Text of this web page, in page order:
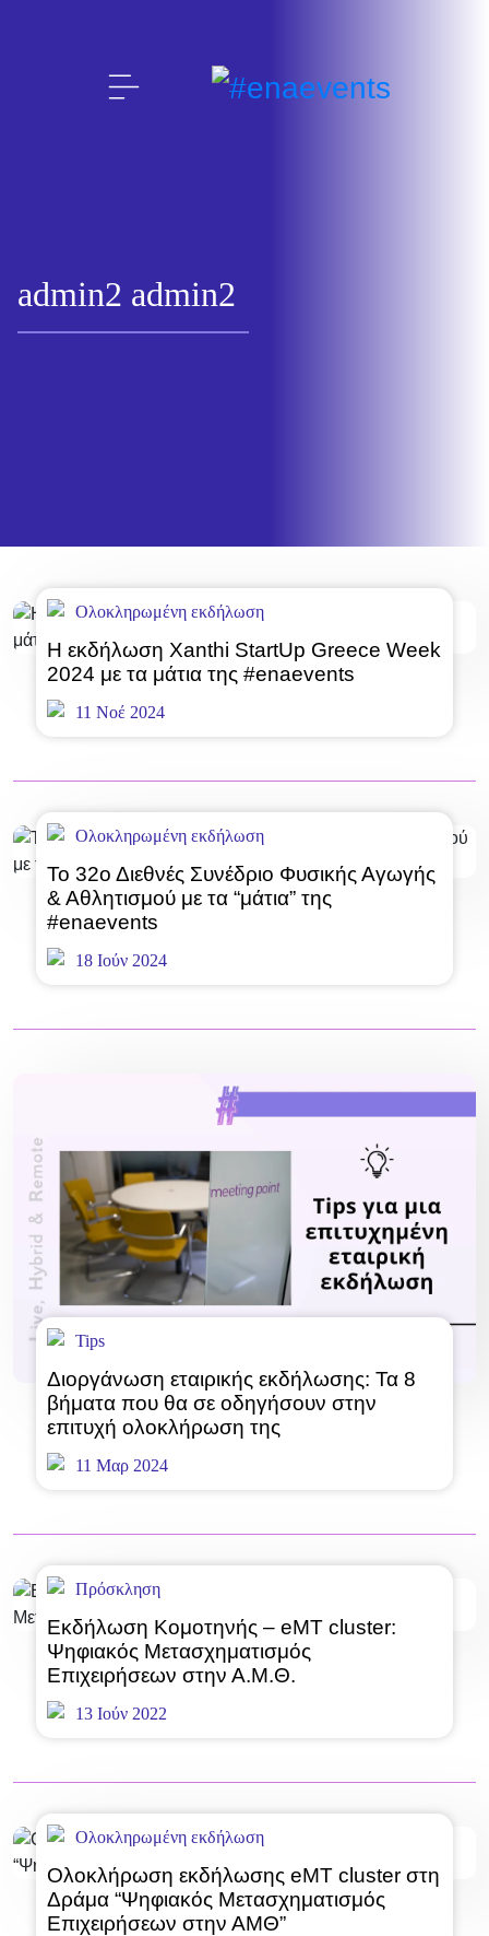
admin2 admin2
Ολοκληρωμένη εκδήλωση
Η εκδήλωση Xanthi StartUp Greece Week
2024 με τα μάτια της #enaevents
11 Νοέ 2024
Ολοκληρωμένη εκδήλωση
To 32ο Διεθνές Συνέδριο Φυσικής Αγωγής
& Αθλητισμού με τα “μάτια” της
#enaevents
18 Ιούν 2024
Tips
Διοργάνωση εταιρικής εκδήλωσης: Τα 8
βήματα που θα σε οδηγήσουν στην
επιτυχή ολοκλήρωση της
11 Μαρ 2024
Πρόσκληση
Εκδήλωση Κομοτηνής – eMT cluster:
Ψηφιακός Μετασχηματισμός
Επιχειρήσεων στην Α.Μ.Θ.
13 Ιούν 2022
Ολοκληρωμένη εκδήλωση
Ολοκλήρωση εκδήλωσης eMT cluster στη
Δράμα “Ψηφιακός Μετασχηματισμός
Επιχειρήσεων στην ΑΜΘ”